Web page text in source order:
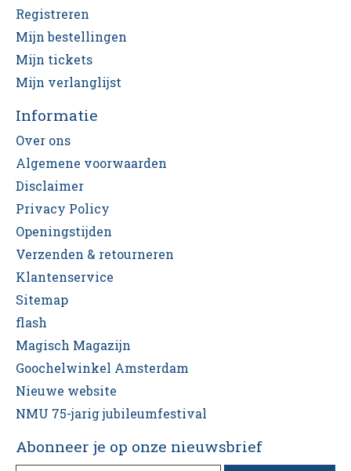
Registreren
Mijn bestellingen
Mijn tickets
Mijn verlanglijst
Informatie
Over ons
Algemene voorwaarden
Disclaimer
Privacy Policy
Openingstijden
Verzenden & retourneren
Klantenservice
Sitemap
flash
Magisch Magazijn
Goochelwinkel Amsterdam
Nieuwe website
NMU 75-jarig jubileumfestival
Abonneer je op onze nieuwsbrief